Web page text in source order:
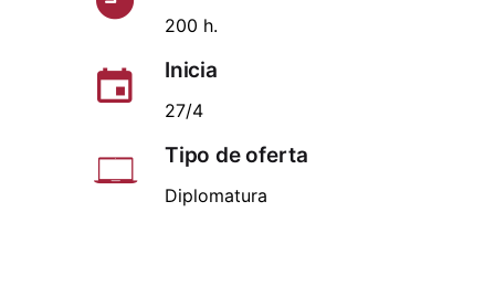
200 h.
Inicia
27/4
Tipo de oferta
Diplomatura